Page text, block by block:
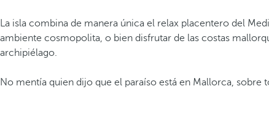
La isla combina de manera única el relax placentero del
ambiente cosmopolita, o bien disfrutar de las costas
archipiélago.
No mentía quien dijo que el paraíso está en Mallorca, sobre